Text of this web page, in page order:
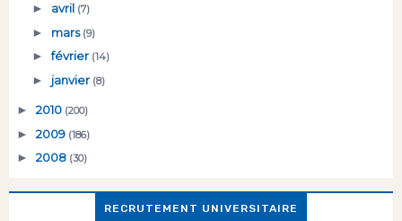
► avril (7)
► mars (9)
►février (14)
► janvier (8)
► 2010 (200)
► 2009 (186)
► 2008 (30)
RECRUTEMENT UNIVERSITAIRE